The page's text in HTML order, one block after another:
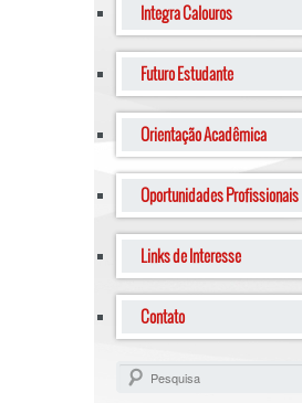
Integra Calouros
Futuro Estudante
Orientação Acadêmica
Oportunidades Profissionais
Links de Interesse
Contato